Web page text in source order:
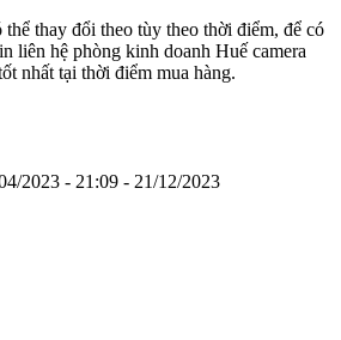
thể thay đổi theo tùy theo thời điểm, để có
liên hệ phòng kinh doanh Huế camera
nhất tại thời điểm mua hàng.
2023 - 21:09 - 21/12/2023